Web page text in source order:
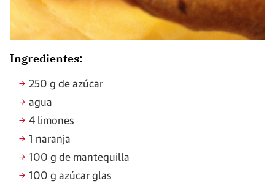
Ingredientes:
250 g de azúcar
agua
4 limones
1 naranja
100 g de mantequilla
100 g azúcar glas